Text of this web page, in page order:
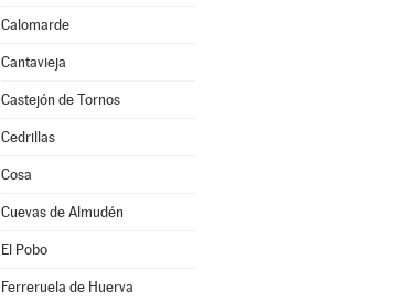
Calomarde
Cantavieja
Castejón de Tornos
Cedrillas
Cosa
Cuevas de Almudén
El Pobo
Ferreruela de Huerva